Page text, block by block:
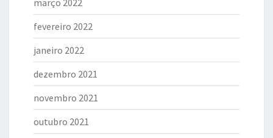
fevereiro 2022
janeiro 2022
dezembro 2021
novembro 2021
outubro 2021